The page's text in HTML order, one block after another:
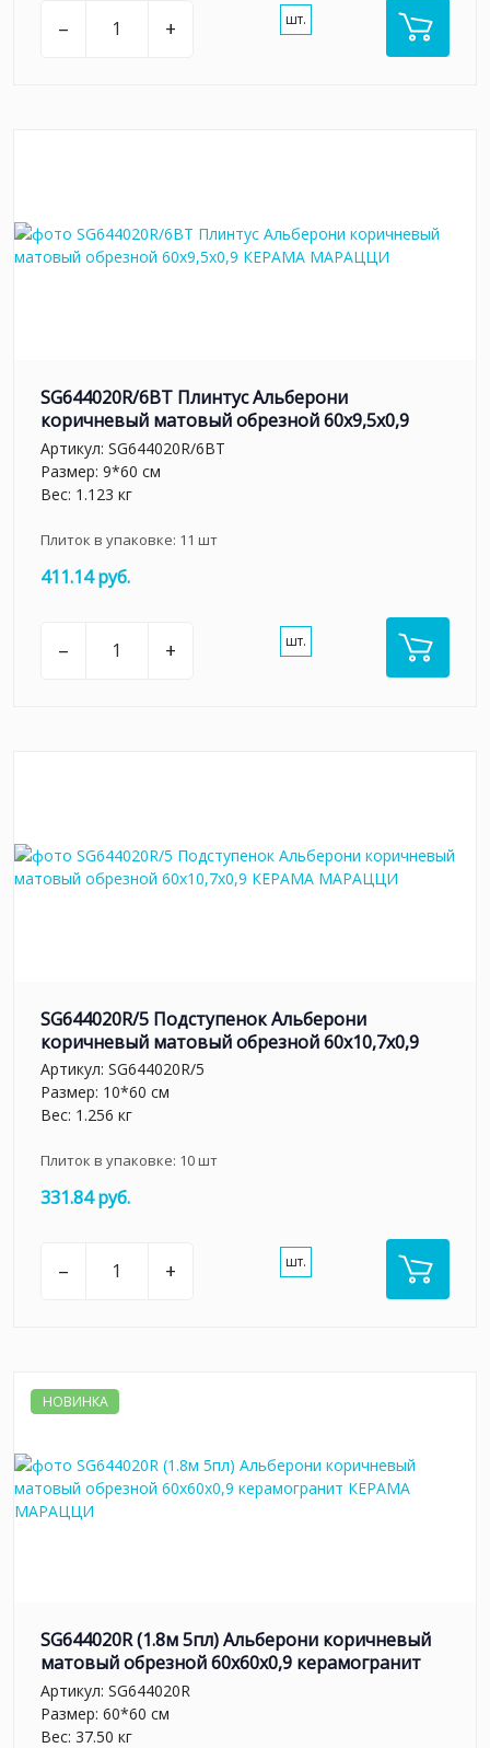
– + шт.
SG644020R/6BT Плинтус Альберони
коричневый матовый обрезной 60x9,5x0,9
Артикул: SG644020R/6BT
Размер: 9*60 см
Вес: 1.123 кг
Плиток в упаковке: 11 шт
411.14 руб.
– + шт.
SG644020R/5 Подступенок Альберони
коричневый матовый обрезной 60x10,7x0,9
Артикул: SG644020R/5
Размер: 10*60 см
Вес: 1.256 кг
Плиток в упаковке: 10шт
331.84 руб.
– + шт.
НОВИНКА
SG644020R (1.8м 5пл) Альберони коричневый
матовый обрезной 60x60x0,9 керамогранит
Артикул: SG644020R
Размер: 60*60 см
Вес: 37.50 кг